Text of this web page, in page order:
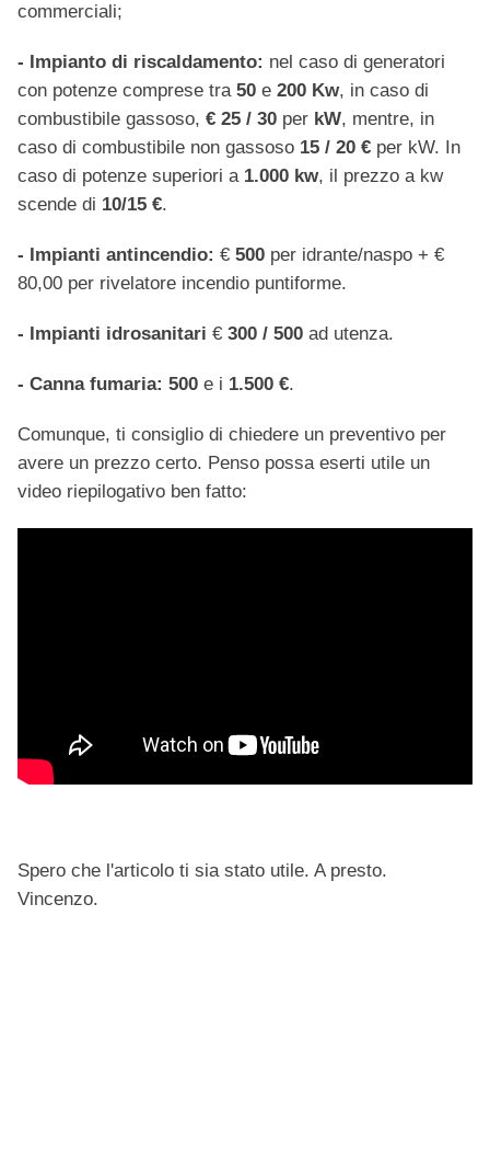
commerciali;
- Impianto di riscaldamento: nel caso di generatori
con potenze comprese tra50 e 200 Kw, in caso di
combustibile gassoso, € 25 / 30 per kW, mentre, in
caso di combustibile non gassoso 15 / 20 € per kW. In
caso di potenze superiori a 1.000 kw, il prezzo a kw
scende di 10/15 €.
- Impianti antincendio: € 500 per idrante/naspo + €
80,00 per rivelatore incendio puntiforme.
- Impianti idrosanitari € 300 / 500 ad utenza.
- Canna fumaria: 500 e i 1.500 €.
Comunque, ti consiglio di chiedere un preventivo per
avere un prezzo certo. Penso possa eserti utile un
video riepilogativo ben fatto:
Spero che l'articolo ti sia stato utile. A presto.
Vincenzo.